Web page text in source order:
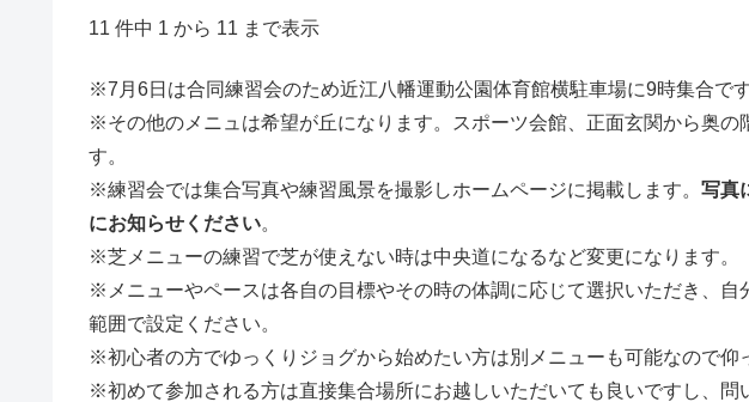
11 件中 1 から 11 まで表示
※7月6日は合同練習会のため近江八幡運動公園体育館横駐車場に9時集合で
※その他のメニュは希望が丘になります。スポーツ会館、正面玄関から奥の
す。
※練習会では集合写真や練習風景を撮影しホームページに掲載します。 写真
にお知らせください。
※芝メニューの練習で芝が使えない時は中央道になるなど変更になります。
※メニューやペースは各自の目標やその時の体調に応じて選択いただき、自
範囲で設定ください。
※初心者の方でゆっくりジョグから始めたい方は別メニューも可能なので仰
※初めて参加される方は直接集合場所にお越しいただいても良いですし、問